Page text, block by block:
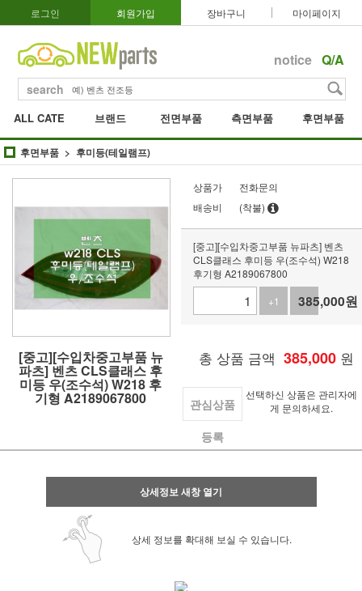
로그인 회원가입 장바구니 마이페이지
notice Q/A
search
ALL CATE 브랜드 전면부품 측면부품 후면부품
후면부품 후미등(테일램프)
[중고][수입차중고부품 뉴
파츠] 벤츠 CLS클래스 후
미등 우(조수석) W218 후
기형 A2189067800
상품가
전화문의
배송비
(착불)
[중고][수입차중고부품 뉴파츠] 벤츠
CLS클래스 후미등 우(조수석) W218
후기형 A2189067800
+1
-1
385,000원
총 상품 금액 385,000 원
관심상품
등록
선택하신 상품은 관리자에
게 문의하세요.
상세정보 새창 열기
상세 정보를 확대해 보실 수 있습니다.